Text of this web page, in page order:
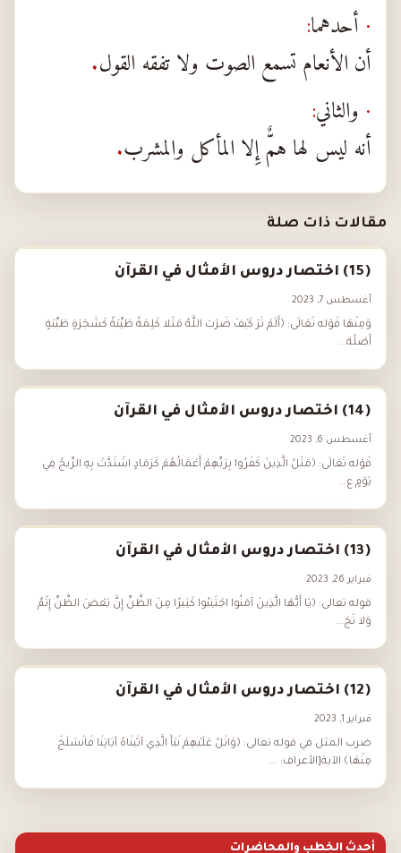
· أحدهما:
أن الأنعام تسمع الصوت ولا تفقه القول.
· والثاني:
أنه ليس لها همٌّ إِلا المأكل والمشرب.
مقالات ذات صلة
(15) اختصار دروس الأمثال في القرآن
أغسطس 7, 2023
وَمِنْهَا قَوْله تَعَالَى: ﴿أَلَمْ تَرَ كَيْفَ ضَرَبَ اللَّهُ مَثَلا كَلِمَةً طَيِّبَةً كَشَجَرَةٍ طَيِّبَةٍ
أَصْلُهَ...
(14) اختصار دروس الأمثال في القرآن
أغسطس 6, 2023
قَوْله تَعَالَى: ﴿مَثَلُ الَّذِينَ كَفَرُوا بِرَبِّهِمْ أَعْمَالُهُمْ كَرَمَادٍ اشْتَدَّتْ بِهِ الرِّيحُ فِي
يَوْمٍ ع...
(13) اختصار دروس الأمثال في القرآن
فبراير 26, 2023
قوله تعالى: ﴿يَا أَيُّهَا الَّذِينَ آمَنُوا اجْتَنِبُوا كَثِيرًا مِنَ الظَّنِّ إِنَّ بَعْضَ الظَّنِّ إِثْمٌ
وَلا تَجَ...
(12) اختصار دروس الأمثال في القرآن
فبراير 1, 2023
ضرب المثل في قوله تعالى: ﴿وَاتْلُ عَلَيْهِمْ نَبَأَ الَّذِي آتَيْنَاهُ آيَاتِنَا فَانْسَلَخَ
مِنْهَا﴾ الآية[الأعراف: ...
أحدث الخطب والمحاضرات